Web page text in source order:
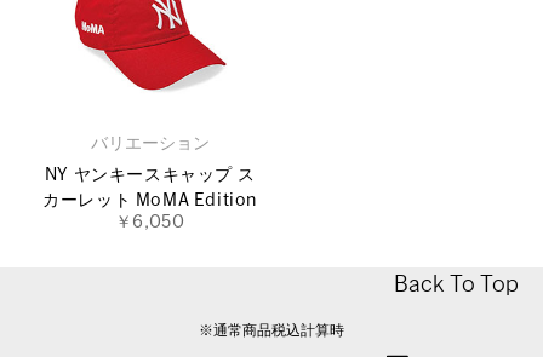
バリエーション
NY ヤンキースキャップ ス
カーレット MoMA Edition
￥6,050
Back To Top
※通常商品税込計算時